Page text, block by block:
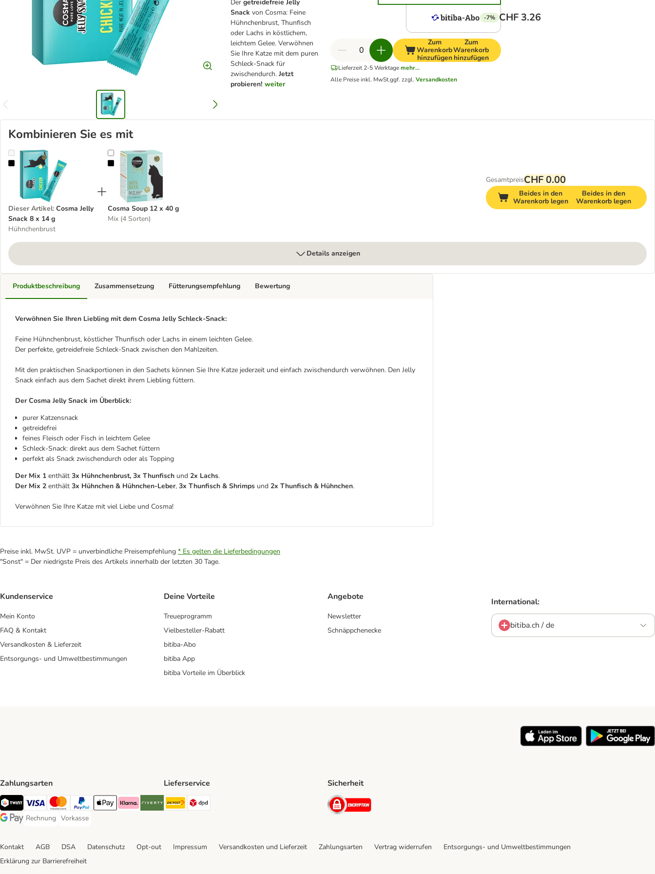
Dergetreidefreie Jelly
Snack von Cosma: Feine
Hühnchenbrust, Thunfisch
oder Lachs in köstlichem,
leichtem Gelee. Verwöhnen
Sie Ihre Katze mit dem puren
Schleck-Snack für
zwischendurch.Jetzt
probieren! weiter
-7% CHF 3.26
Zum
Warenkorb
hinzufügen
Zum
Warenkorb
hinzufügen
Lieferzeit 2-5 Werktage mehr...
Alle Preise inkl. MwSt.ggf. zzgl.Versandkosten
Kombinieren Sie es mit
Cosma Jelly Snack 8 x 14 g
Dieser Artikel: Cosma Jelly
Snack 8 x 14 g
Hühnchenbrust
Cosma Soup 12 x 40 g
Cosma Soup 12 x 40 g
Mix (4 Sorten)
GesamtpreisCHF 0.00
Beides in den
Warenkorb legen
Beides in den
Warenkorb legen
Details anzeigen
Produktbeschreibung
Verwöhnen Sie Ihren Liebling mit dem Cosma Jelly Schleck-Snack:
Feine Hühnchenbrust, köstlicher Thunfisch oder Lachs in einem leichten Gelee.
Der perfekte, getreidefreie Schleck-Snack zwischen den Mahlzeiten.
Mit den praktischen Snackportionen in den Sachets können Sie Ihre Katze jederzeit und einfach zwischendurch verwöhnen. Den Jelly
Snack einfach aus dem Sachet direkt ihrem Liebling füttern.
Der Cosma Jelly Snack im Überblick:
purer Katzensnack
getreidefrei
feines Fleisch oder Fisch in leichtem Gelee
Schleck-Snack: direkt aus dem Sachet füttern
perfekt als Snack zwischendurch oder als Topping
Der Mix 1 enthält 3x Hühnchenbrust, 3x Thunfisch und 2x Lachs.
Der Mix 2 enthält 3x Hühnchen & Hühnchen-Leber, 3x Thunfisch & Shrimps und 2x Thunfisch & Hühnchen.
Verwöhnen Sie Ihre Katze mit viel Liebe und Cosma!
Zusammensetzung Fütterungsempfehlung Bewertung
Preise inkl. MwSt. UVP = unverbindliche Preisempfehlung * Es gelten die Lieferbedingungen
"Sonst" = Der niedrigste Preis des Artikels innerhalb der letzten 30 Tage.
Kundenservice
Mein Konto
FAQ & Kontakt
Versandkosten & Lieferzeit
Entsorgungs- und Umweltbestimmungen
Deine Vorteile
Treueprogramm
Vielbesteller-Rabatt
bitiba-Abo
bitiba App
bitiba Vorteile im Überblick
Angebote
Newsletter
Schnäppchenecke
International:
bitiba.ch / de
Zahlungsarten
TWINT Payment Method
Visa Payment Method
MasterCard Payment Method
PayPal Payment Method
Apple Pay Payment Method
Klarna Payment Method
Riverty Payment Method
Google Pay Payment Method
Rechnung
Rechnung Payment Method
Vorkasse
Vorkasse Payment Method
Lieferservice
Die Post Shipping Method
Sicherheit
Security
Kontakt AGB DSA Datenschutz Opt-out Impressum Versandkosten und Lieferzeit Zahlungsarten Vertrag widerrufen
Entsorgungs- und Umweltbestimmungen
Erklärung zur Barrierefreiheit